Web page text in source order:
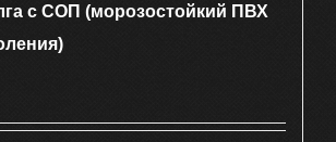
с СОП (морозостойкий ПВХ